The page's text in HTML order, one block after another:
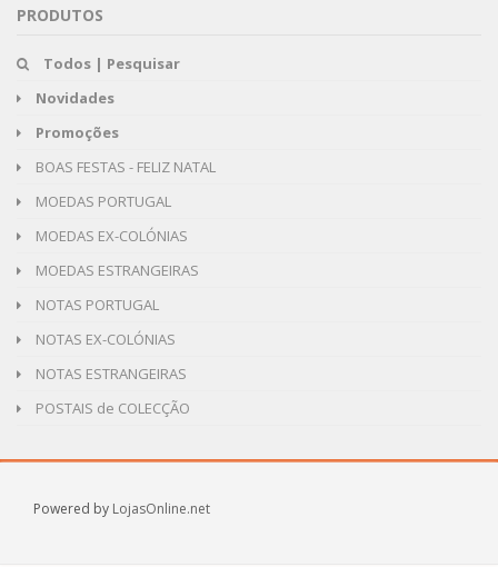
PRODUTOS
Todos | Pesquisar
Novidades
Promoções
BOAS FESTAS - FELIZ NATAL
MOEDAS PORTUGAL
MOEDAS EX-COLÓNIAS
MOEDAS ESTRANGEIRAS
NOTAS PORTUGAL
NOTAS EX-COLÓNIAS
NOTAS ESTRANGEIRAS
POSTAIS de COLECÇÃO
Powered by LojasOnline.net